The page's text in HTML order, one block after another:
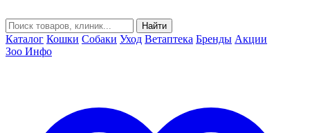
Найти
Каталог Кошки Собаки Уход Ветаптека Бренды Акции
Зоо Инфо